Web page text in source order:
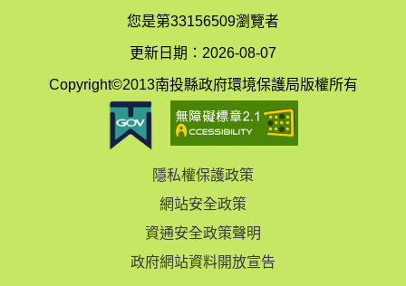
圖
(南
您是第33156509瀏覽者
更新日期：2026-08-07
Copyright©2013南投縣政府環境保護局版權所有
隱私權保護政策
網站安全政策
資通安全政策聲明
政府網站資料開放宣告